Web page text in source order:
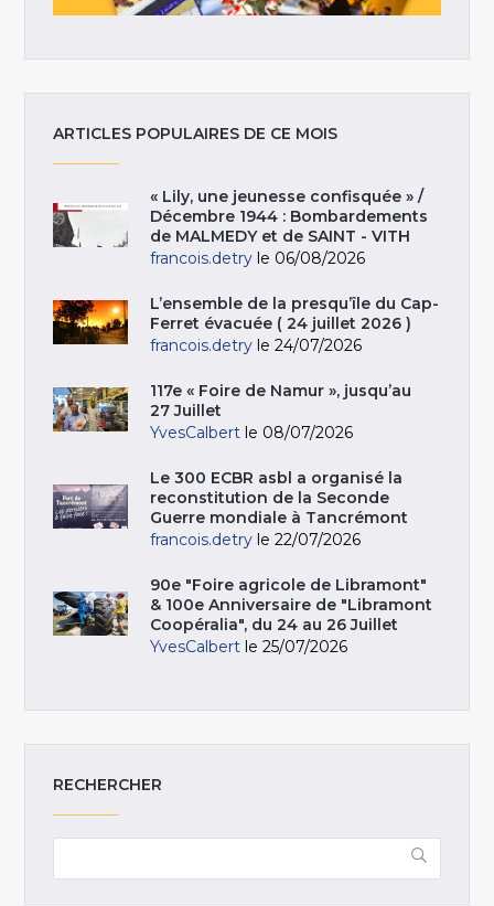
ARTICLES POPULAIRES DE CE MOIS
« Lily, une jeunesse confisquée » /
Décembre 1944 : Bombardements
de MALMEDY et de SAINT - VITH
francois.detry le 06/08/2026
L’ensemble de la presqu’île du Cap-
Ferret évacuée ( 24 juillet 2026 )
francois.detry le 24/07/2026
117e « Foire de Namur », jusqu’au
27 Juillet
YvesCalbert le 08/07/2026
Le 300 ECBR asbl a organisé la
reconstitution de la Seconde
Guerre mondiale à Tancrémont
francois.detry le 22/07/2026
90e "Foire agricole de Libramont"
& 100e Anniversaire de "Libramont
Coopéralia", du 24 au 26 Juillet
YvesCalbert le 25/07/2026
RECHERCHER